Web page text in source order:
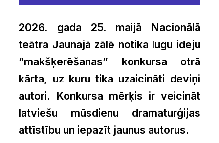
2026. gada 25. maijā Nacionālā
teātra Jaunajā zālē notika lugu ideju
“makšķerēšanas” konkursa otrā
kārta, uz kuru tika uzaicināti deviņi
autori. Konkursa mērķis ir veicināt
latviešu mūsdienu dramaturģijas
attīstību un iepazīt jaunus autorus.